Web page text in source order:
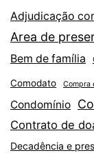
Adjudicação
Area de
Bem de família
Comodato Compra
Condomínio
Contrato de
Decadência e